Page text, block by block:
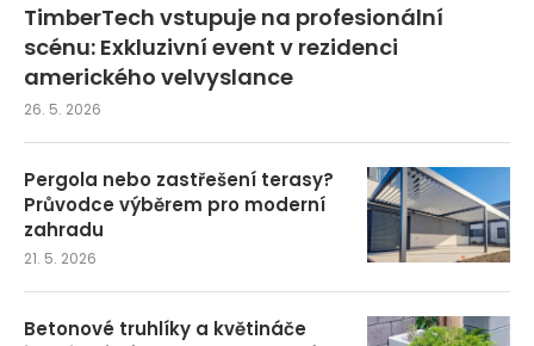
TimberTech vstupuje na profesionální
scénu: Exkluzivní event v rezidenci
amerického velvyslance
26. 5. 2026
Pergola nebo zastřešení terasy?
Průvodce výběrem pro moderní
zahradu
21. 5. 2026
Betonové truhlíky a květináče